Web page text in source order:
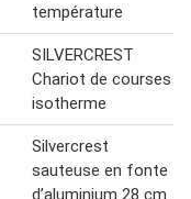
température
SILVERCREST
Chariot de courses
isotherme
Silvercrest
sauteuse en fonte
d’aluminium 28 cm